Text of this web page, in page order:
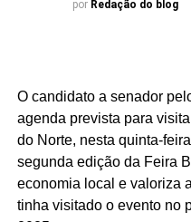
e à geração de empregos
das famílias e reduzindo a
benefício.
Especialistas que
esse resultado ao
municipal de assistência
por Redação do blog
O candidato a senador
agenda prevista para
do Norte, nesta quinta-
segunda edição da Feira
economia local e valoriza
tinha visitado o evento no